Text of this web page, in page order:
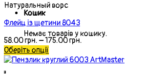
Кошик
Немає товарів у кошику.
Натуральный ворс
Флейц із щетини 8043
58.00грн. –175.00грн.
Оберіть опції